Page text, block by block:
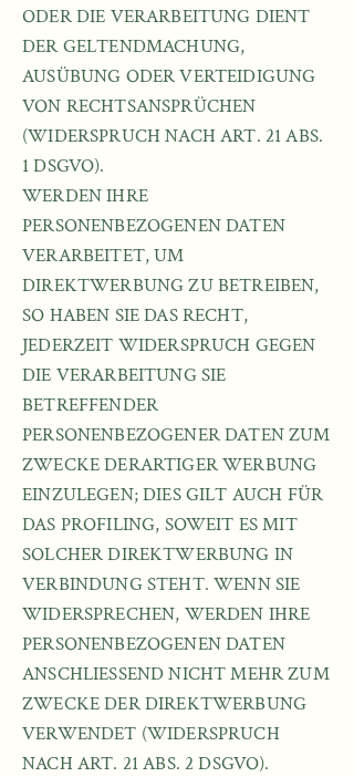
ODER DIE VERARBEITUNG DIENT
DER GELTENDMACHUNG,
AUSÜBUNG ODER VERTEIDIGUNG
VON RECHTSANSPRÜCHEN
(WIDERSPRUCH NACH ART. 21 ABS.
1 DSGVO).
WERDEN IHRE
PERSONENBEZOGENEN DATEN
VERARBEITET, UM
DIREKTWERBUNG ZU BETREIBEN,
SO HABEN SIE DAS RECHT,
JEDERZEIT WIDERSPRUCH GEGEN
DIE VERARBEITUNG SIE
BETREFFENDER
PERSONENBEZOGENER DATEN ZUM
ZWECKE DERARTIGER WERBUNG
EINZULEGEN; DIES GILT AUCH FÜR
DAS PROFILING, SOWEIT ES MIT
SOLCHER DIREKTWERBUNG IN
VERBINDUNG STEHT. WENN SIE
WIDERSPRECHEN, WERDEN IHRE
PERSONENBEZOGENEN DATEN
ANSCHLIESSEND NICHT MEHR ZUM
ZWECKE DER DIREKTWERBUNG
VERWENDET (WIDERSPRUCH
NACH ART. 21 ABS. 2 DSGVO).​